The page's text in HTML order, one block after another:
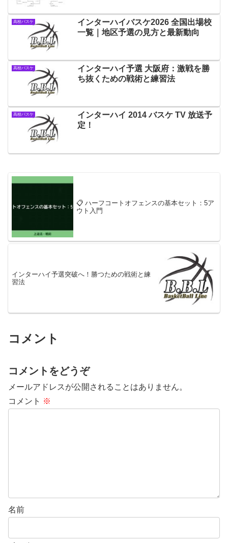
高校バスケ
インターハイバスケ2026 全国出場校
一覧｜地区予選の見方と最新動向
高校バスケ
インターハイ予選 大阪府：激戦を勝
ち抜くための戦術と練習法
高校バスケ
インターハイ 2014 バスケ TV 放送予
定！
📋 ハーフコートオフェンスの基本セット：5ア
ウト入門
インターハイ予選突破へ！勝つための戦術と練
習法
コメント
コメントをどうぞ
メールアドレスが公開されることはありません。
コメント ※
名前